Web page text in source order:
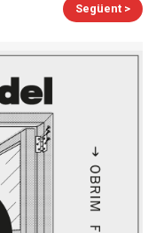
Següent >